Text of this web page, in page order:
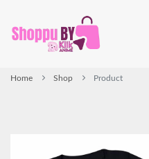
Home Shop Product